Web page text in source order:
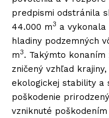
predpismi odstránila
44.000 m3 a vykonala
hladiny podzemných
m3. Takýmto konaním
zničený vzhľad
ekologickej stability a
poškodenie
vzniknuté